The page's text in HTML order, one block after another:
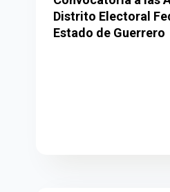
Distrito Electoral
Estado de Guerrero